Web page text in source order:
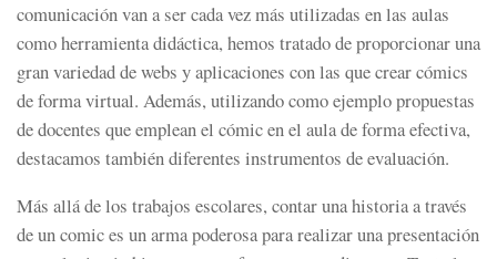
comunicación van a ser cada vez más utilizadas en las aulas
como herramienta didáctica, hemos tratado de proporcionar una
gran variedad de webs y aplicaciones con las que crear cómics
de forma virtual. Además, utilizando como ejemplo propuestas
de docentes que emplean el cómic en el aula de forma efectiva,
destacamos también diferentes instrumentos de evaluación.
Más allá de los trabajos escolares, contar una historia a través
de un comic es un arma poderosa para realizar una presentación